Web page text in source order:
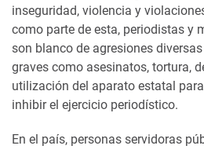
inseguridad, violencia y
como parte de esta, periodistas y
son blanco de agresiones
graves como asesinatos, tortura,
utilización del aparato estatal
inhibir el ejercicio periodístico.
En el país, personas servidoras